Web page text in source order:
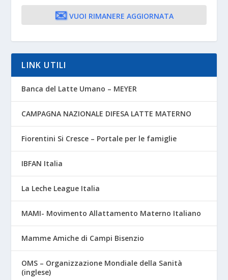
✉️ VUOI RIMANERE AGGIORNATA
LINK UTILI
Banca del Latte Umano – MEYER
CAMPAGNA NAZIONALE DIFESA LATTE MATERNO
Fiorentini Si Cresce – Portale per le famiglie
IBFAN Italia
La Leche League Italia
MAMI- Movimento Allattamento Materno Italiano
Mamme Amiche di Campi Bisenzio
OMS – Organizzazione Mondiale della Sanità
(inglese)